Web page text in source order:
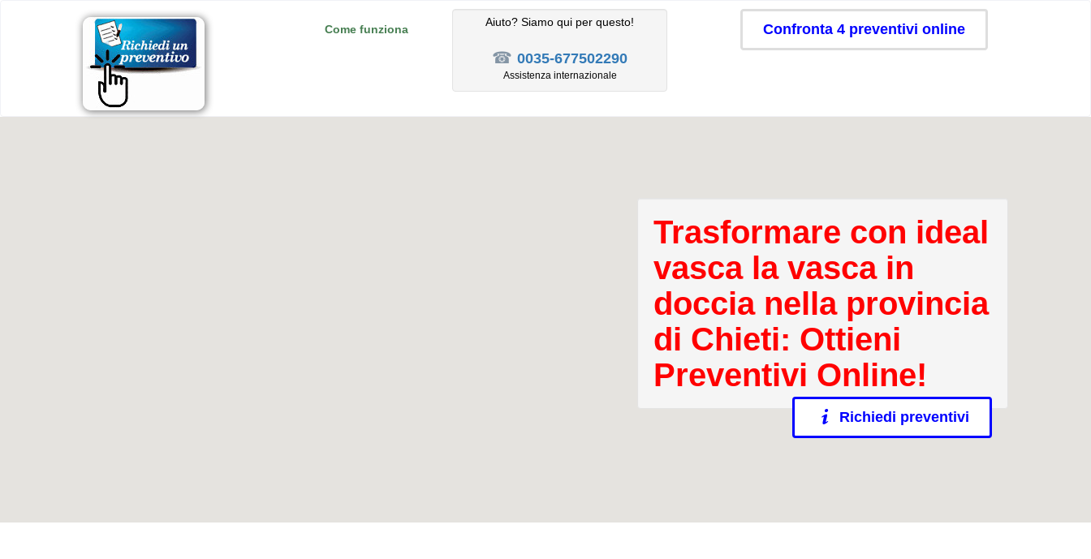
Come funziona
Aiuto? Siamo qui per questo!
☎ 0035-677502290
Assistenza internazionale
Confronta 4 preventivi online
Trasformare con ideal
vasca la vasca in
doccia nella provincia
di Chieti: Ottieni
Preventivi Online!
Richiedi preventivi